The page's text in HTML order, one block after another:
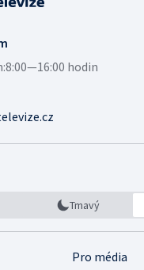
8:00—16:00 hodin
Tmavý
Pro média